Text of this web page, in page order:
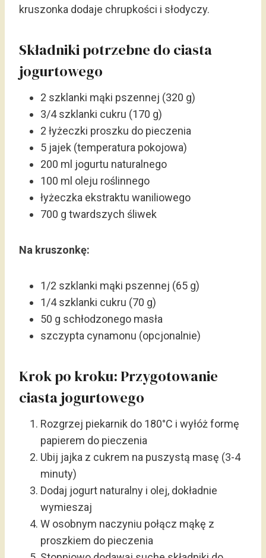
kruszonka dodaje chrupkości i słodyczy.
Składniki potrzebne do ciasta
jogurtowego
2 szklanki mąki pszennej (320 g)
3/4 szklanki cukru (170 g)
2 łyżeczki proszku do pieczenia
5 jajek (temperatura pokojowa)
200 ml jogurtu naturalnego
100 ml oleju roślinnego
łyżeczka ekstraktu waniliowego
700 g twardszych śliwek
Na kruszonkę:
1/2 szklanki mąki pszennej (65 g)
1/4 szklanki cukru (70 g)
50 g schłodzonego masła
szczypta cynamonu (opcjonalnie)
Krok po kroku: Przygotowanie
ciasta jogurtowego
Rozgrzej piekarnik do 180°C i wyłóż formę
papierem do pieczenia
Ubij jajka z cukrem na puszystą masę (3-4
minuty)
Dodaj jogurt naturalny i olej, dokładnie
wymieszaj
W osobnym naczyniu połącz mąkę z
proszkiem do pieczenia